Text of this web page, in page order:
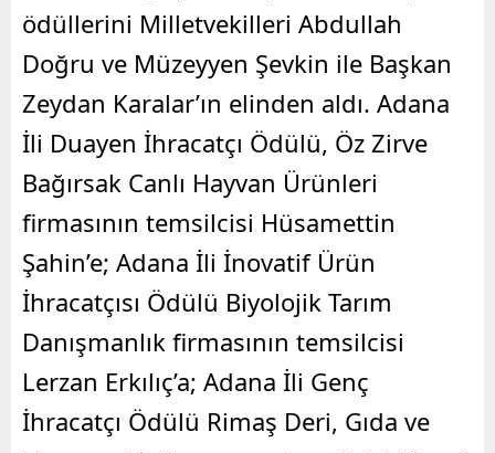
ödüllerini Milletvekilleri Abdullah
Doğru ve Müzeyyen Şevkin ile Başkan
Zeydan Karalar’ın elinden aldı. Adana
İli Duayen İhracatçı Ödülü, Öz Zirve
Bağırsak Canlı Hayvan Ürünleri
firmasının temsilcisi Hüsamettin
Şahin’e; Adana İli İnovatif Ürün
İhracatçısı Ödülü Biyolojik Tarım
Danışmanlık firmasının temsilcisi
Lerzan Erkılıç’a; Adana İli Genç
İhracatçı Ödülü Rimaş Deri, Gıda ve